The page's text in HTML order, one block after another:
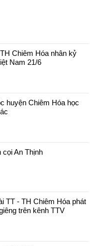
Chiêm Hóa nhân kỷ
Nam 21/6
huyện Chiêm Hóa học
cọi An Thịnh
TT - TH Chiêm Hóa phát
trên kênh TTV